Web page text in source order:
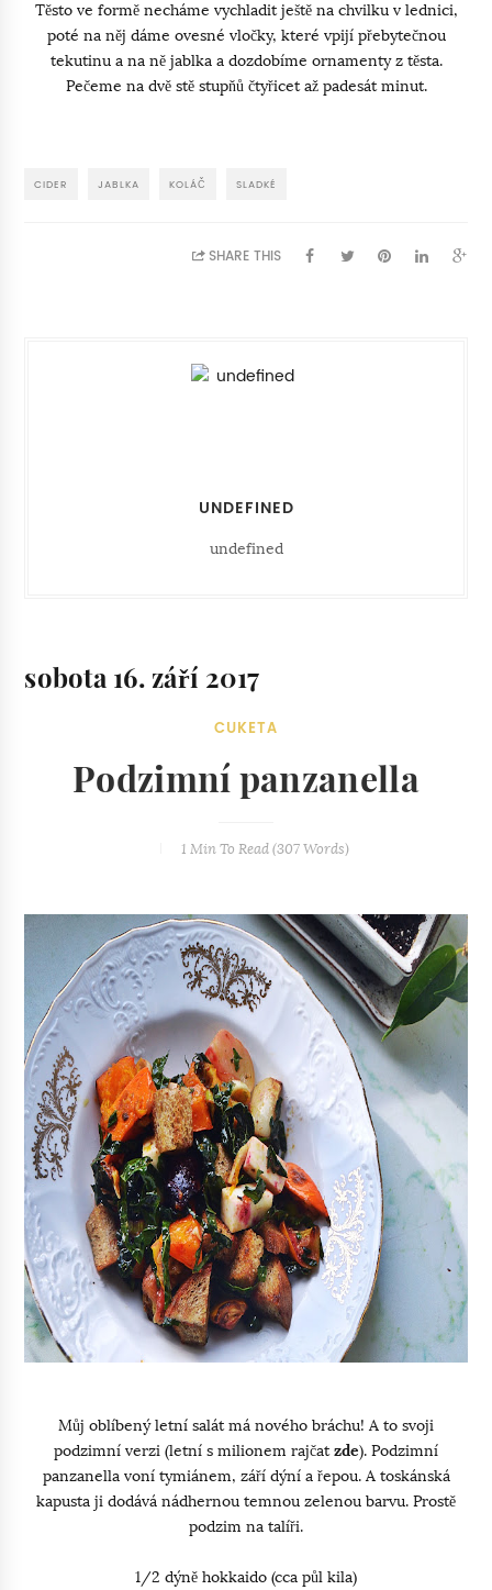
Těsto ve formě necháme vychladit ještě na chvilku v lednici,
poté na něj dáme ovesné vločky, které vpijí přebytečnou
tekutinu a na ně jablka a dozdobíme ornamenty z těsta.
Pečeme na dvě stě stupňů čtyřicet až padesát minut.
CIDER JABLKA KOLÁČ SLADKÉ
SHARE THIS
UNDEFINED
undefined
sobota 16. září 2017
CUKETA
Podzimní panzanella
1 MinTo Read (307Words)
Můj oblíbený letní salát má nového bráchu! A to svoji
podzimní verzi (letní s milionem rajčat zde). Podzimní
panzanella voní tymiánem, září dýní a řepou. A toskánská
kapusta ji dodává nádhernou temnou zelenou barvu. Prostě
podzim na talíři.
1/2 dýně hokkaido (cca půl kila)